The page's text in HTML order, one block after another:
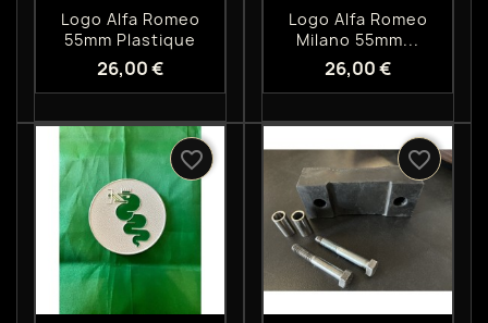
Aperçu rapide
Logo Alfa Romeo
55mm Plastique
26,00 €
Aperçu rapide
Logo Alfa Romeo
Milano 55mm...
26,00 €
favorite_border favorite_border